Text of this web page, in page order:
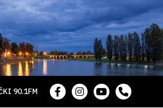
90.1FM